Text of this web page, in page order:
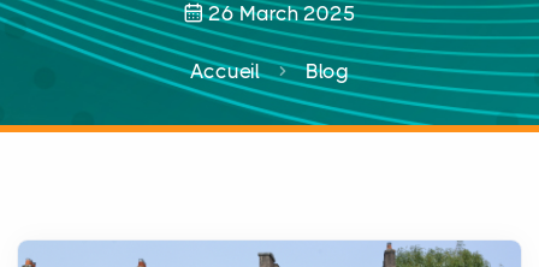
26 March 2025
Accueil Blog